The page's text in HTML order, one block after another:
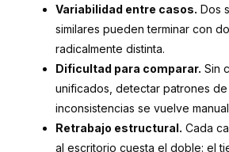
Variabilidad entre casos. Dos
similares pueden terminar con
radicalmente distinta.
Dificultad para comparar. Sin
unificados, detectar patrones
inconsistencias se vuelve
Retrabajo estructural. Cada
al escritorio cuesta el doble: el